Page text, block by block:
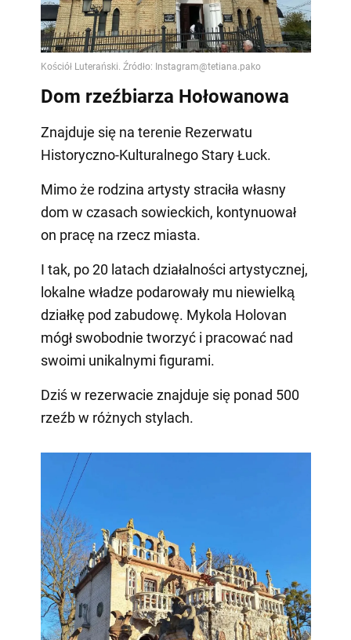
Dom rzeźbiarza Hołowanowa
Znajduje się na terenie Rezerwatu
Historyczno-Kulturalnego Stary Łuck.
Mimo że rodzina artysty straciła własny
dom w czasach sowieckich, kontynuował
on pracę na rzecz miasta.
I tak, po 20 latach działalności artystycznej,
lokalne władze podarowały mu niewielką
działkę pod zabudowę. Mykola Holovan
mógł swobodnie tworzyć i pracować nad
swoimi unikalnymi figurami.
Dziś w rezerwacie znajduje się ponad 500
rzeźb w różnych stylach.